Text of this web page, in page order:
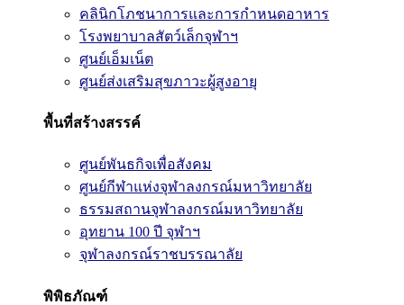
คลินิกโภชนาการและการกำหนดอาหาร
โรงพยาบาลสัตว์เล็กจุฬาฯ
ศูนย์เอ็มเน็ต
ศูนย์ส่งเสริมสุขภาวะผู้สูงอายุ
พื้นที่สร้างสรรค์
ศูนย์พันธกิจเพื่อสังคม
ศูนย์กีฬาแห่งจุฬาลงกรณ์มหาวิทยาลัย
ธรรมสถานจุฬาลงกรณ์มหาวิทยาลัย
อุทยาน 100 ปี จุฬาฯ
จุฬาลงกรณ์ราชบรรณาลัย
พิพิธภัณฑ์